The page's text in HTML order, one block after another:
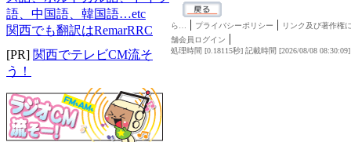
関西でも翻訳はRemarRRC
[PR] 関西でテレビCM流そ
う！
ら… | プライバシーポリシー |
リンク及び著作権
舗会員ログイン |
処理時間 [0.18115秒] 記載時間 [2026/08/08